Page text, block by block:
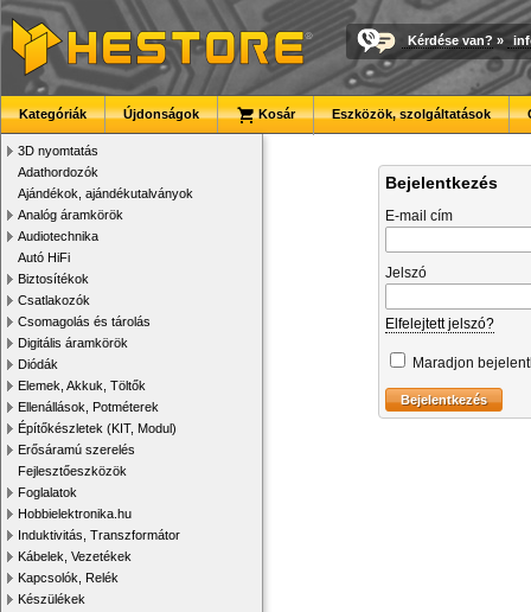
Kérdése van? »
Kategóriák Újdonságok Kosár Eszközök, szolgáltatások
3D nyomtatás
Adathordozók
Ajándékok, ajándékutalványok
Analóg áramkörök
Audiotechnika
Autó HiFi
Biztosítékok
Csatlakozók
Csomagolás és tárolás
Digitális áramkörök
Diódák
Elemek, Akkuk, Töltők
Ellenállások, Potméterek
Építőkészletek (KIT, Modul)
Erősáramú szerelés
Fejlesztőeszközök
Foglalatok
Hobbielektronika.hu
Induktivitás, Transzformátor
Kábelek, Vezetékek
Kapcsolók, Relék
Készülékek
Bejelentkezés
E-mail cím
Jelszó
Elfelejtett jelszó?
Maradjon